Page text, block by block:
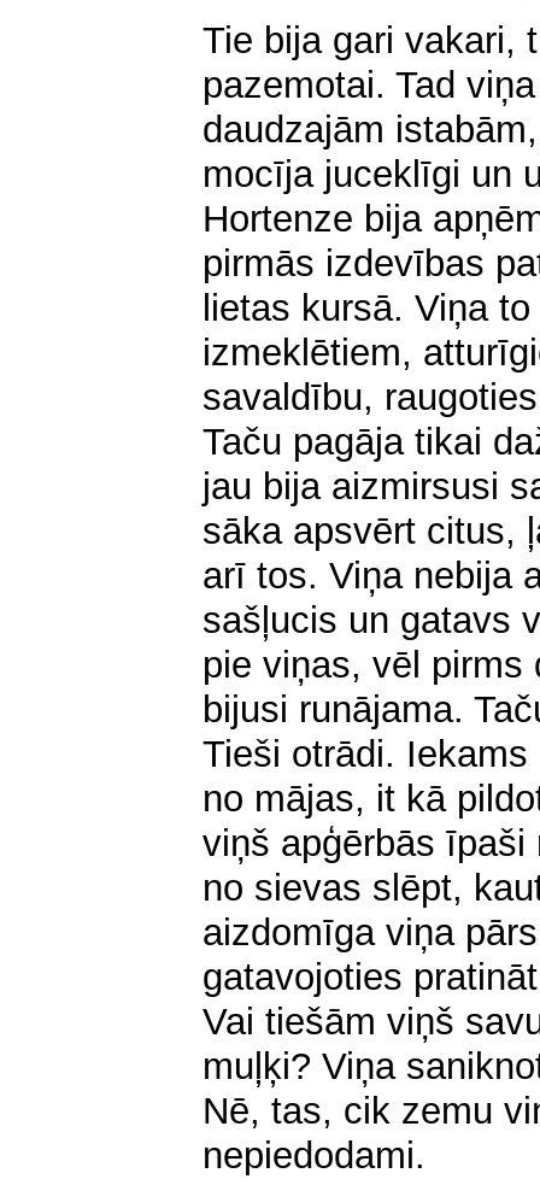
Tie bija gari vakari,
pazemotai. Tad
daudzajām
mocīja juceklīgi un
Hortenze bija
pirmās izdevības
lietas kursā. Viņa
izmeklētiem,
savaldību,
Taču pagāja tikai
jau bija aizmirsusi
sāka apsvērt citus,
arī tos. Viņa nebija
sašļucis un gatavs
pie viņas, vēl pirms
bijusi runājama.
Tieši otrādi.
no mājas, it kā
viņš apģērbās
no sievas slēpt,
aizdomīga viņa
gatavojoties
Vai tiešām viņš
muļķi? Viņa
Nē, tas, cik zemu
nepiedodami.